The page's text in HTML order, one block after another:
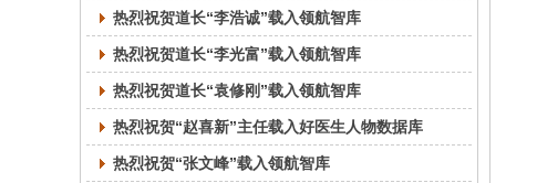
热烈祝贺道长“李浩诚”载入领航智库
热烈祝贺道长“李光富”载入领航智库
热烈祝贺道长“袁修刚”载入领航智库
热烈祝贺“赵喜新”主任载入好医生人物数据库
热烈祝贺“张文峰”载入领航智库